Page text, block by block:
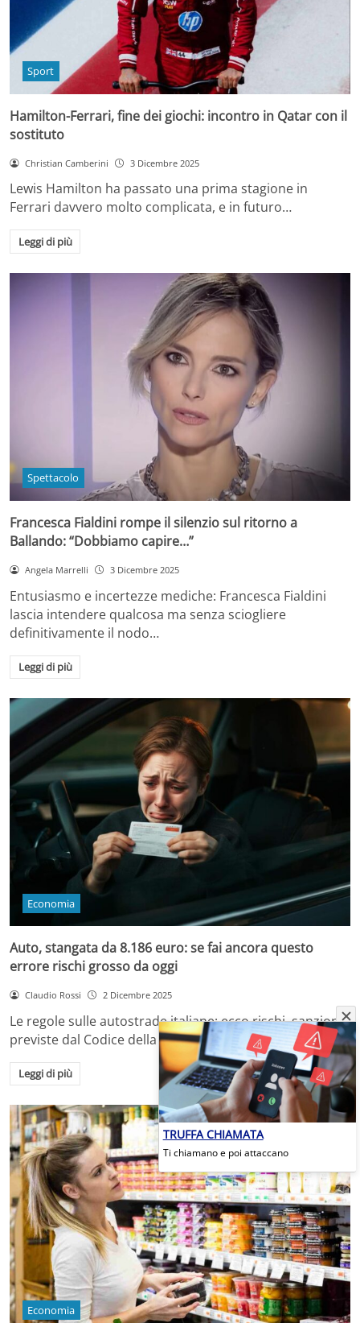
Sport
Hamilton-Ferrari, fine dei giochi: incontro in Qatar con il
sostituto
Christian Camberini 3 Dicembre 2025
Lewis Hamilton ha passato una prima stagione in
Ferrari davvero molto complicata, e in futuro…
Leggi di più
Spettacolo
Francesca Fialdini rompe il silenzio sul ritorno a
Ballando: “Dobbiamo capire…”
Angela Marrelli 3 Dicembre 2025
Entusiasmo e incertezze mediche: Francesca Fialdini
lascia intendere qualcosa ma senza sciogliere
definitivamente il nodo…
Leggi di più
Economia
Auto, stangata da 8.186 euro: se fai ancora questo
errore rischi grosso da oggi
Claudio Rossi 2 Dicembre 2025
Le regole sulle autostrade italiane: ecco rischi, sanzioni
previste dal Codice della Strada e come…
Leggi di più
Economia
TRUFFA CHIAMATA
Ti chiamano e poi attaccano